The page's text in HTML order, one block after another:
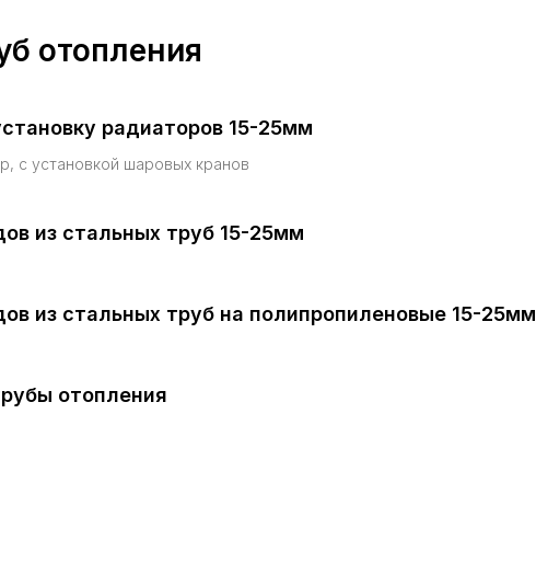
отопления
радиаторов 15-25мм
с установкой шаровых кранов
из стальных труб 15-25мм
из стальных труб на полипропиленовые 15-25мм
отопления